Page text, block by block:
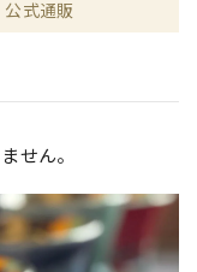
式通販
せん。